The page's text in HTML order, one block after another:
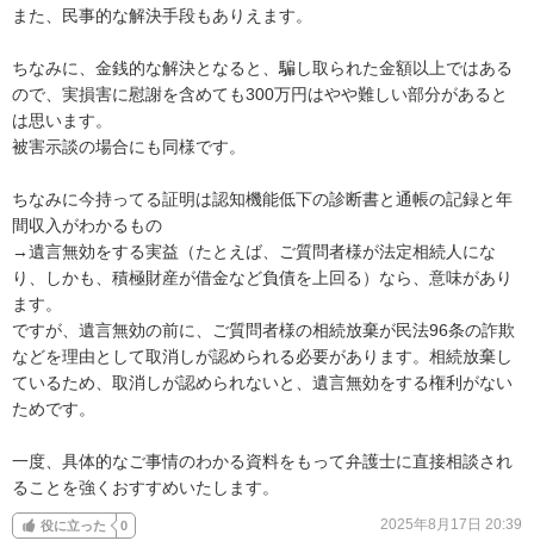
また、民事的な解決手段もありえます。
ちなみに、金銭的な解決となると、騙し取られた金額以上ではある
ので、実損害に慰謝を含めても300万円はやや難しい部分があると
は思います。
被害示談の場合にも同様です。
ちなみに今持ってる証明は認知機能低下の診断書と通帳の記録と年
間収入がわかるもの
→遺言無効をする実益（たとえば、ご質問者様が法定相続人にな
り、しかも、積極財産が借金など負債を上回る）なら、意味があり
ます。
ですが、遺言無効の前に、ご質問者様の相続放棄が民法96条の詐欺
などを理由として取消しが認められる必要があります。相続放棄し
ているため、取消しが認められないと、遺言無効をする権利がない
ためです。
一度、具体的なご事情のわかる資料をもって弁護士に直接相談され
ることを強くおすすめいたします。
役に立った 0 2025年8月17日 20:39